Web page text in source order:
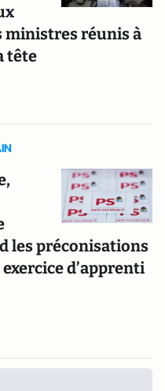
ministres réunis à
tête
les préconisations
d’apprenti